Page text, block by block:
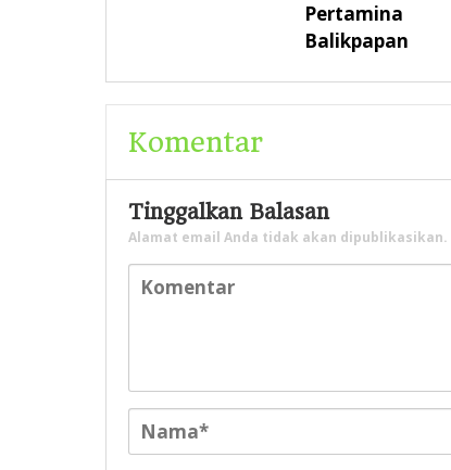
Pertamina
Balikpapan
Komentar
Tinggalkan Balasan
Alamat email Anda tidak akan dipublikasikan.